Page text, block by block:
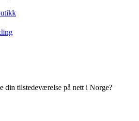
din tilstedeværelse på nett i Norge?